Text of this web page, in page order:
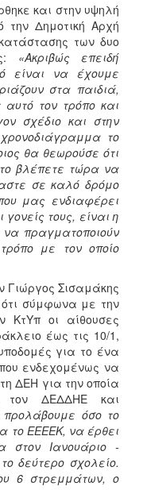
και στην υψηλή
την Δημοτική Αρχή
των δυο
«Ακριβώς επειδή
είναι να έχουμε
στα παιδιά,
τον τρόπο και
σχέδιο και στην
το
θα θεωρούσε ότι
βλέπετε τώρα να
σε καλό δρόμο
μας ενδιαφέρει
γονείς τους, είναι η
να πραγματοποιούν
με τον οποίο
Γιώργος Σισαμάκης
σύμφωνα με την
ΚτΥπ οι αίθουσες
έως τις 10/1,
για το ένα
ενδεχομένως να
ΔΕΗ για την οποία
τον ΔΕΔΔΗΕ και
όσο το
το ΕΕΕΕΚ, να έρθει
στον Ιανουάριο -
δεύτερο σχολείο.
6 στρεμμάτων, ο